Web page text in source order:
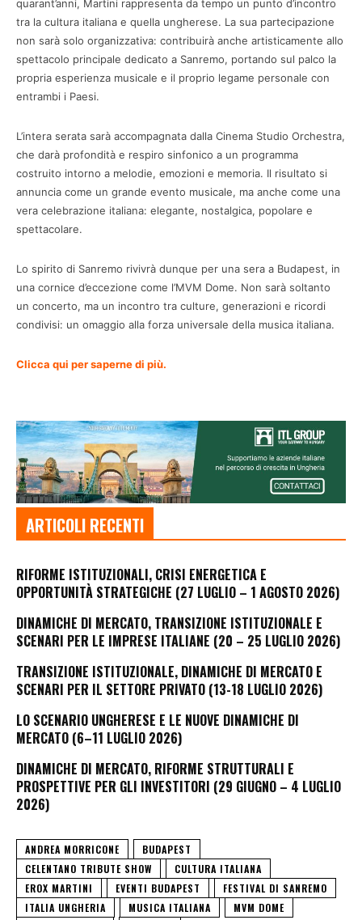
quarant’anni, Martini rappresenta da tempo un punto d’incontro
tra la cultura italiana e quella ungherese. La sua partecipazione
non sarà solo organizzativa: contribuirà anche artisticamente allo
spettacolo principale dedicato a Sanremo, portando sul palco la
propria esperienza musicale e il proprio legame personale con
entrambi i Paesi.
L’intera serata sarà accompagnata dalla Cinema Studio Orchestra,
che darà profondità e respiro sinfonico a un programma
costruito intorno a melodie, emozioni e memoria. Il risultato si
annuncia come un grande evento musicale, ma anche come una
vera celebrazione italiana: elegante, nostalgica, popolare e
spettacolare.
Lo spirito di Sanremo rivivrà dunque per una sera a Budapest, in
una cornice d’eccezione come l’MVM Dome. Non sarà soltanto
un concerto, ma un incontro tra culture, generazioni e ricordi
condivisi: un omaggio alla forza universale della musica italiana.
Clicca qui per saperne di più.
ARTICOLI RECENTI
RIFORME ISTITUZIONALI, CRISI ENERGETICA E
OPPORTUNITÀ STRATEGICHE (27 LUGLIO – 1 AGOSTO 2026)
DINAMICHE DI MERCATO, TRANSIZIONE ISTITUZIONALE E
SCENARI PER LE IMPRESE ITALIANE (20 – 25 LUGLIO 2026)
TRANSIZIONE ISTITUZIONALE, DINAMICHE DI MERCATO E
SCENARI PER IL SETTORE PRIVATO (13-18 LUGLIO 2026)
LO SCENARIO UNGHERESE E LE NUOVE DINAMICHE DI
MERCATO (6–11 LUGLIO 2026)
DINAMICHE DI MERCATO, RIFORME STRUTTURALI E
PROSPETTIVE PER GLI INVESTITORI (29 GIUGNO – 4 LUGLIO
2026)
ANDREA MORRICONE
BUDAPEST
CELENTANO TRIBUTE SHOW
CULTURA ITALIANA
EROX MARTINI
EVENTI BUDAPEST
FESTIVAL DI SANREMO
ITALIA UNGHERIA
MUSICA ITALIANA
MVM DOME